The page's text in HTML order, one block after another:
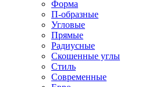
Форма
П-образные
Угловые
Прямые
Радиусные
Скошенные углы
Стиль
Современные